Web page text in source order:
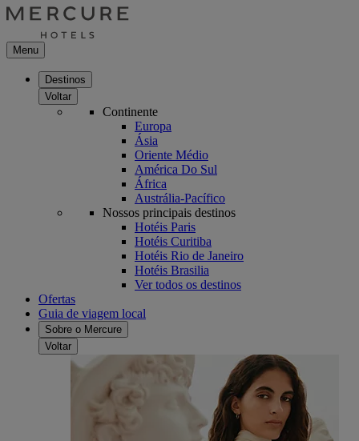
Menu
Destinos
Voltar
Continente
Europa
Ásia
Oriente Médio
América Do Sul
África
Austrália-Pacífico
Nossos principais destinos
Hotéis Paris
Hotéis Curitiba
Hotéis Rio de Janeiro
Hotéis Brasilia
Ver todos os destinos
Ofertas
Guia de viagem local
Sobre o Mercure
Voltar